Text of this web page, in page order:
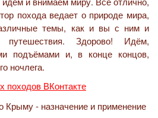
похода ведает о природе мира,
темы, как и вы с ним и
путешествия. Здорово! Идём,
подъёмами и, в конце концов,
ночлега.
походов ВКонтакте